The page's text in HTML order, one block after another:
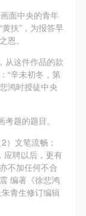
面中央的青年
扶”，为报答早
恩。
从这件作品的款
“辛未初冬，第
鸿时授徒中央
题的题目。
）文笔流畅；
应聘以后，更有
不加任何不合
编著《徐悲鸿
青生修订编辑